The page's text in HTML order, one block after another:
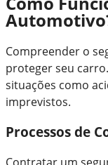
Compreender o
proteger seu
situações como
imprevistos.
Processos de
Contratar um